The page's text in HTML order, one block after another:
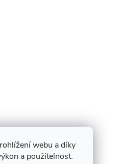
webu a díky
a použitelnost.